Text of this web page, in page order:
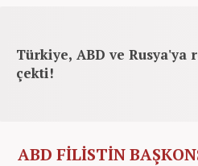
Türkiye, ABD ve Rusya'ya
çekti!
ABD FİLİSTİN